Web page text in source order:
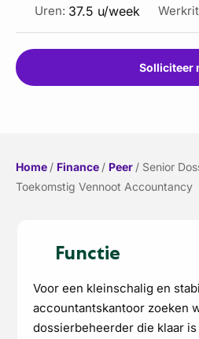
Uren: 37.5 u/week
Solliciteer
Home / Finance / Peer / Senior
Toekomstig Vennoot Accountancy
Functie
Voor een kleinschalig en
accountantskantoor zoeken
dossierbeheerder die klaar